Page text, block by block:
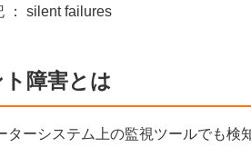
： silent failures
障害とは
ターシステム上の監視ツールでも検